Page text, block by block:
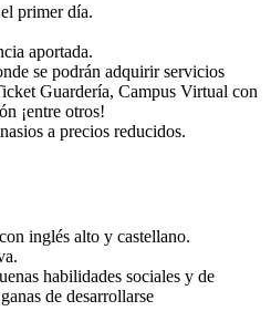
primer día.
aportada.
se podrán adquirir servicios
Guardería, Campus Virtual con
¡entre otros!
a precios reducidos.
inglés alto y castellano.
habilidades sociales y de
de desarrollarse